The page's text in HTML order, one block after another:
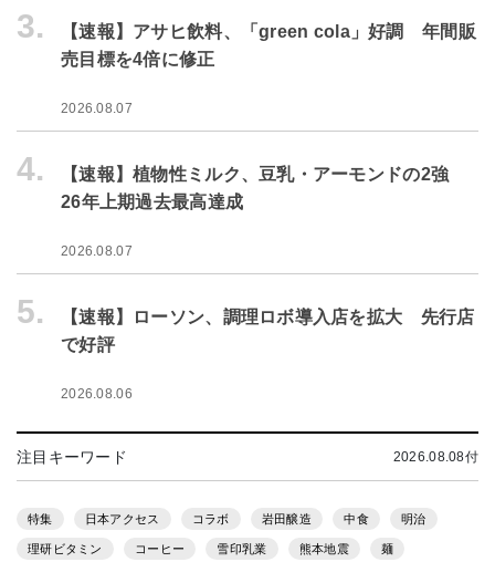
3.
【速報】アサヒ飲料、「green cola」好調 年間販
売目標を4倍に修正
2026.08.07
4.
【速報】植物性ミルク、豆乳・アーモンドの2強
26年上期過去最高達成
2026.08.07
5.
【速報】ローソン、調理ロボ導入店を拡大 先行店
で好評
2026.08.06
注目キーワード 2026.08.08付
特集 日本アクセス コラボ 岩田醸造 中食 明治
理研ビタミン コーヒー 雪印乳業 熊本地震 麺